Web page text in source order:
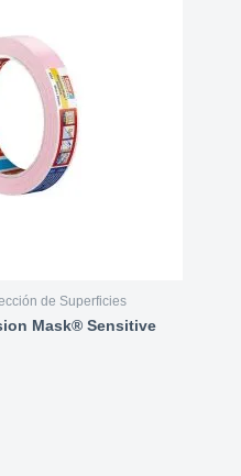
de Superficies
Mask® Sensitive